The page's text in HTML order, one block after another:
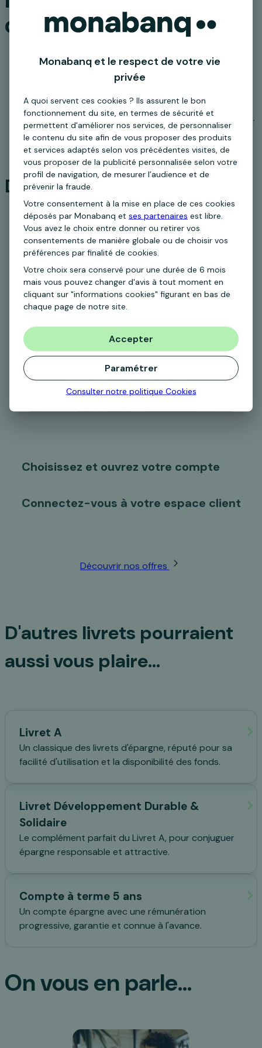
d'être client
Être une personne physique et majeure.
Ouvrir ou détenir un compte bancaire Monabanq.
Choisir l'option Carte qui épargne lors d'une
ouverture de compte courant.
Devenez client Monabanq :
Choisissez et ouvrez votre compte
Connectez-vous à votre espace client
Découvrir nos offres
D'autres livrets pourraient
aussi vous plaire…
Livret A
Un classique des livrets d'épargne, réputé pour sa
facilité d'utilisation et la disponibilité des fonds.
Livret Développement Durable &
Solidaire
Le complément parfait du Livret A, pour conjuguer
épargne responsable et attractive.
Compte à terme 5 ans
Un compte épargne avec une rémunération
progressive, garantie et connue à l'avance.
On vous en parle...
Monabanq et le respect de votre vie
privée
A quoi servent ces cookies ? Ils assurent le bon
fonctionnement du site, en termes de sécurité et
permettent d'améliorer nos services, de personnaliser
le contenu du site afin de vous proposer des produits
et services adaptés selon vos précédentes visites, de
vous proposer de la publicité personnalisée selon votre
profil de navigation, de mesurer l’audience et de
prévenir la fraude.
Votre consentement à la mise en place de ces cookies
déposés par Monabanq et ses partenaires est libre.
Vous avez le choix entre donner ou retirer vos
consentements de manière globale ou de choisir vos
préférences par finalité de cookies.
Votre choix sera conservé pour une durée de 6 mois
mais vous pouvez changer d'avis à tout moment en
cliquant sur "informations cookies" figurant en bas de
chaque page de notre site.
Accepter
Paramétrer
Consulter notre politique Cookies